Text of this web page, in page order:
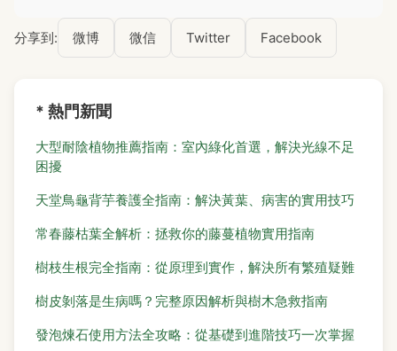
分享到: 微博 微信 Twitter Facebook
* 熱門新聞
大型耐陰植物推薦指南：室內綠化首選，解決光線不足
困擾
天堂鳥龜背芋養護全指南：解決黃葉、病害的實用技巧
常春藤枯葉全解析：拯救你的藤蔓植物實用指南
樹枝生根完全指南：從原理到實作，解決所有繁殖疑難
樹皮剝落是生病嗎？完整原因解析與樹木急救指南
發泡煉石使用方法全攻略：從基礎到進階技巧一次掌握